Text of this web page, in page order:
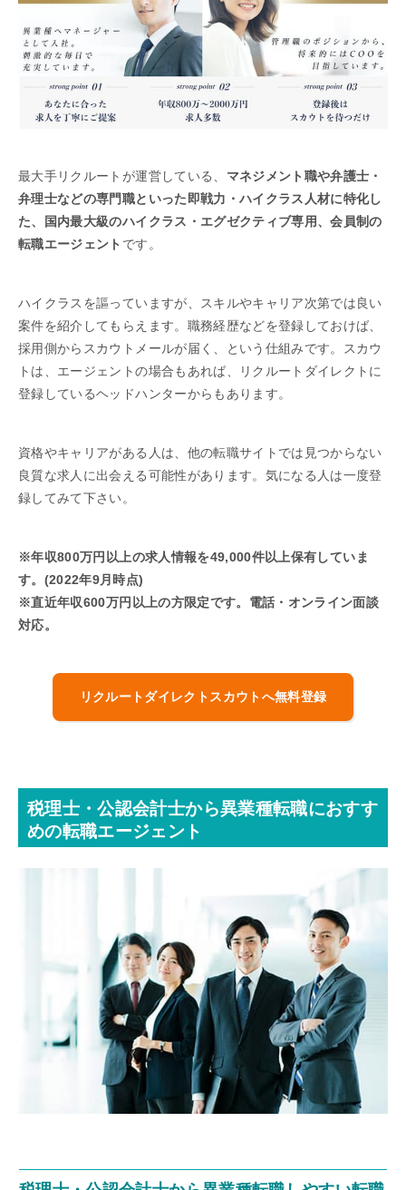
最大手リクルートが運営している、 マネジメント職や弁護士・
弁理士などの専門職といった即戦力・ハイクラス人材に特化し
た、国内最大級のハイクラス・エグゼクティブ専用、会員制の
転職エージェント です。
ハイクラスを謳っていますが、スキルやキャリア次第では良い
案件を紹介してもらえます。職務経歴などを登録しておけば、
採用側からスカウトメールが届く、という仕組みです。スカウ
トは、エージェントの場合もあれば、リクルートダイレクトに
登録しているヘッドハンターからもあります。
資格やキャリアがある人は、他の転職サイトでは見つからない
良質な求人に出会える可能性があります。気になる人は一度登
録してみて下さい。
※年収800万円以上の求人情報を49,000件以上保有していま
す。(2022年9月時点)
※直近年収600万円以上の方限定です。電話・オンライン面談
対応。
リクルートダイレクトスカウトへ無料登録
税理士・公認会計士から異業種転職におすす
めの転職エージェント